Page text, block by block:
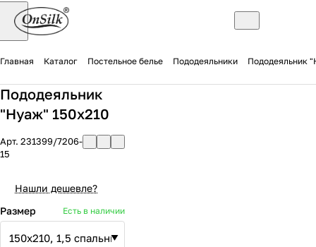
Главная Каталог Постельное белье Пододеяльники Пододеяльник
Пододеяльник
"Нуаж" 150х210
Арт. 231399/7206-
15
Нашли дешевле?
Размер
Есть в наличии